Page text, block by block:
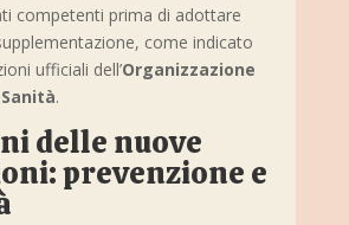
competenti prima di adottare
come indicato
ufficiali dell’Organizzazione
.
delle nuove
prevenzione e